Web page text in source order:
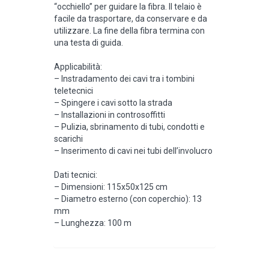
“occhiello” per guidare la fibra. Il telaio è
facile da trasportare, da conservare e da
utilizzare. La fine della fibra termina con
una testa di guida.
Applicabilità:
– Instradamento dei cavi tra i tombini
teletecnici
– Spingere i cavi sotto la strada
– Installazioni in controsoffitti
– Pulizia, sbrinamento di tubi, condotti e
scarichi
– Inserimento di cavi nei tubi dell’involucro
Dati tecnici:
– Dimensioni: 115x50x125 cm
– Diametro esterno (con coperchio): 13
mm
– Lunghezza: 100 m